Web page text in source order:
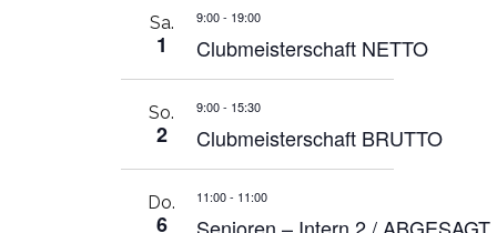
Sa.
1
9:00- 19:00
Clubmeisterschaft NETTO
So.
2
9:00- 15:30
Clubmeisterschaft BRUTTO
Do.
6
11:00- 11:00